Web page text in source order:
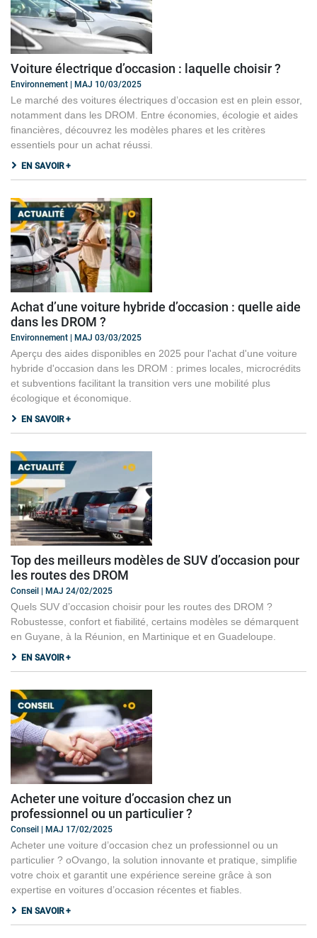
Voiture électrique d’occasion : laquelle choisir ?
Environnement | MAJ 10/03/2025
Le marché des voitures électriques d’occasion est en plein essor,
notamment dans les DROM. Entre économies, écologie et aides
financières, découvrez les modèles phares et les critères
essentiels pour un achat réussi.
EN SAVOIR +
Achat d’une voiture hybride d’occasion : quelle aide
dans les DROM ?
Environnement | MAJ 03/03/2025
Aperçu des aides disponibles en 2025 pour l'achat d'une voiture
hybride d'occasion dans les DROM : primes locales, microcrédits
et subventions facilitant la transition vers une mobilité plus
écologique et économique.
EN SAVOIR +
Top des meilleurs modèles de SUV d’occasion pour
les routes des DROM
Conseil | MAJ 24/02/2025
Quels SUV d’occasion choisir pour les routes des DROM ?
Robustesse, confort et fiabilité, certains modèles se démarquent
en Guyane, à la Réunion, en Martinique et en Guadeloupe.
EN SAVOIR +
Acheter une voiture d’occasion chez un
professionnel ou un particulier ?
Conseil | MAJ 17/02/2025
Acheter une voiture d’occasion chez un professionnel ou un
particulier ? oOvango, la solution innovante et pratique, simplifie
votre choix et garantit une expérience sereine grâce à son
expertise en voitures d’occasion récentes et fiables.
EN SAVOIR +